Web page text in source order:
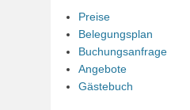
Preise
Belegungsplan
Buchungsanfrage
Angebote
Gästebuch